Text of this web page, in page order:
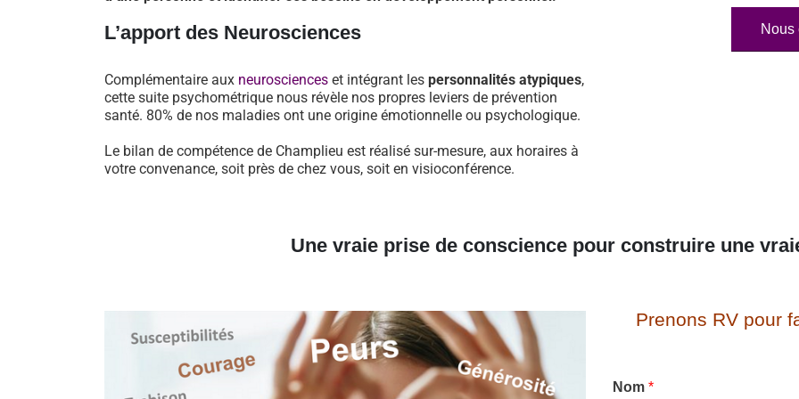
L’apport des Neurosciences
Complémentaire aux neurosciences et intégrant les personnalités atypiques,
cette suite psychométrique nous révèle nos propres leviers de prévention
santé. 80% de nos maladies ont une origine émotionnelle ou psychologique.
Le bilan de compétence de Champlieu est réalisé sur-mesure, aux horaires à
votre convenance, soit près de chez vous, soit en visioconférence.
Nous
Une vraie prise de conscience pour construire une
Prenons RV pour
Nom *